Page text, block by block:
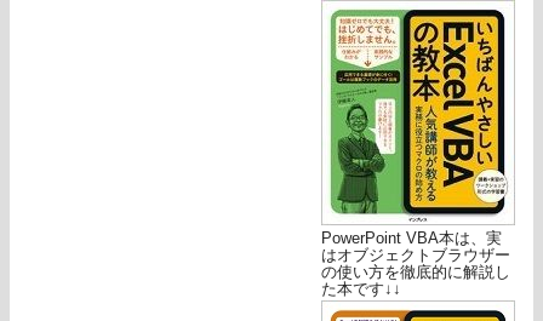
PowerPoint VBA本は、実
はオブジェクトブラウザー
の使い方を徹底的に解説し
た本です↓↓